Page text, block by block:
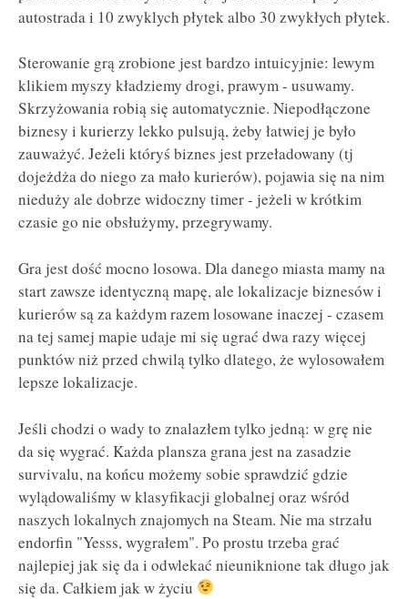
autostrada i 10 zwyklych płytek albo 30 zwykłych płytek.
Sterowanie grą zrobione jest bardzo intuicyjnie: lewym
klikiem myszy kładziemy drogi, prawym - usuwamy.
Skrzyżowania robią się automatycznie. Niepodłączone
biznesy i kurierzy lekko pulsują, żeby łatwiej je było
zauważyć. Jeżeli któryś biznes jest przeładowany (tj
dojeżdża do niego za mało kurierów), pojawia się na nim
nieduży ale dobrze widoczny timer - jeżeli w krótkim
czasie go nie obsłużymy, przegrywamy.
Gra jest dość mocno losowa. Dla danego miasta mamy na
start zawsze identyczną mapę, ale lokalizacje biznesów i
kurierów są za każdym razem losowane inaczej - czasem
na tej samej mapie udaje mi się ugrać dwa razy więcej
punktów niż przed chwilą tylko dlatego, że wylosowałem
lepsze lokalizacje.
Jeśli chodzi o wady to znalazłem tylko jedną: w grę nie
da się wygrać. Każda plansza grana jest na zasadzie
survivalu, na końcu możemy sobie sprawdzić gdzie
wylądowaliśmy w klasyfikacji globalnej oraz wśród
naszych lokalnych znajomych na Steam. Nie ma strzału
endorfin "Yesss, wygrałem". Po prostu trzeba grać
najlepiej jak się da i odwlekać nieuniknione tak długo jak
się da. Całkiem jak w życiu